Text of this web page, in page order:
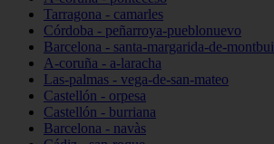
Tarragona - camarles
Córdoba - peñarroya-pueblonuevo
Barcelona - santa-margarida-de-montbui
A-coruña - a-laracha
Las-palmas - vega-de-san-mateo
Castellón - orpesa
Castellón - burriana
Barcelona - navàs